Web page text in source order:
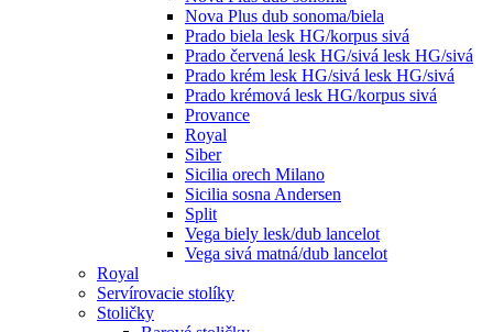
Nova Plus dub sonoma/biela
Prado biela lesk HG/korpus sivá
Prado červená lesk HG/sivá lesk HG/sivá
Prado krém lesk HG/sivá lesk HG/sivá
Prado krémová lesk HG/korpus sivá
Provance
Royal
Siber
Sicilia orech Milano
Sicilia sosna Andersen
Split
Vega biely lesk/dub lancelot
Vega sivá matná/dub lancelot
Royal
Servírovacie stolíky
Stoličky